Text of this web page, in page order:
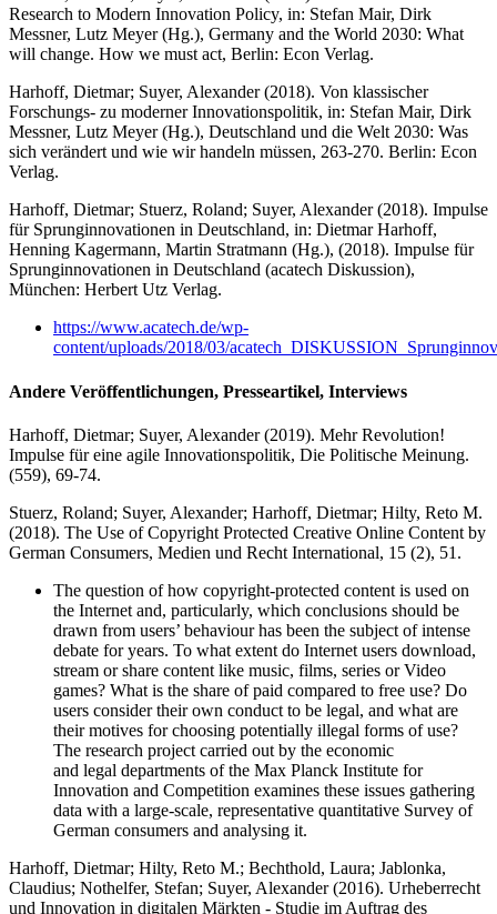
Research to Modern Innovation Policy, in: Stefan Mair, Dirk
Messner, Lutz Meyer (Hg.), Germany and the World 2030: What
will change. How we must act, Berlin: Econ Verlag.
Harhoff, Dietmar; Suyer, Alexander(2018). Von klassischer
Forschungs- zu moderner Innovationspolitik, in: Stefan Mair, Dirk
Messner, Lutz Meyer (Hg.), Deutschland und die Welt 2030: Was
sich verändert und wie wir handeln müssen, 263-270. Berlin: Econ
Verlag.
Harhoff, Dietmar; Stuerz, Roland; Suyer, Alexander(2018). Impulse
für Sprunginnovationen in Deutschland, in: Dietmar Harhoff,
Henning Kagermann, Martin Stratmann (Hg.), (2018). Impulse für
Sprunginnovationen in Deutschland (acatech Diskussion),
München: Herbert Utz Verlag.
https://www.acatech.de/wp-
content/uploads/2018/03/
Andere Veröffentlichungen, Presseartikel, Interviews
Harhoff, Dietmar; Suyer, Alexander(2019). Mehr Revolution!
Impulse für eine agile Innovationspolitik, Die Politische Meinung.
(559), 69-74.
Stuerz, Roland; Suyer, Alexander; Harhoff, Dietmar; Hilty, Reto M.
(2018). The Use of Copyright Protected Creative Online Content by
German Consumers, Medien und Recht International, 15 (2), 51.
The question of how copyright-protected content is used on
the Internet and, particularly, which conclusions should be
drawn from users’ behaviour has been the subject of intense
debate for years. To what extent do Internet users download,
stream or share content like music, films, series or Video
games? What is the share of paid compared to free use? Do
users consider their own conduct to be legal, and what are
their motives for choosing potentially illegal forms of use?
The research project carried out by the economic
and legal departments of the Max Planck Institute for
Innovation and Competition examines these issues gathering
data with a large-scale, representative quantitative Survey of
German consumers and analysing it.
Harhoff, Dietmar; Hilty, Reto M.; Bechthold, Laura; Jablonka,
Claudius; Nothelfer, Stefan; Suyer, Alexander(2016). Urheberrecht
und Innovation in digitalen Märkten - Studie im Auftrag des